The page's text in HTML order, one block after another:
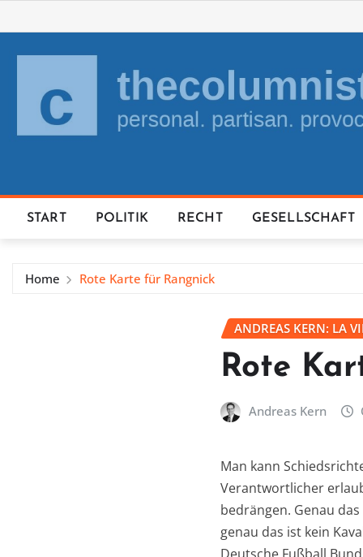
to
content
START POLITIK RECHT GESELLSCHAFT
Home Rote Karte für Rangnick
ANDREAS KERN: LA
Rote
Andreas Kern
Man kann
Verantwortlicher
bedrängen. Genau
genau das ist kein